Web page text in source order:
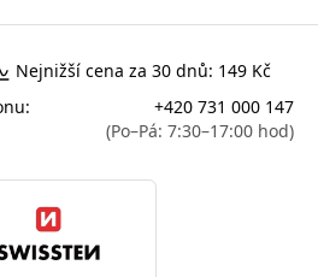
Nejnižší cena za 30 dnů: 149 Kč
+420 731 000 147
(Po–Pá: 7:30–17:00 hod)